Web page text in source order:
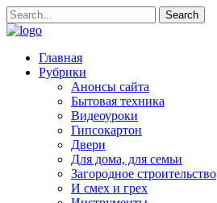
Главная
Рубрики
Анонсы сайта
Бытовая техника
Видеоуроки
Гипсокартон
Двери
Для дома, для семьи
Загородное строительство
И смех и грех